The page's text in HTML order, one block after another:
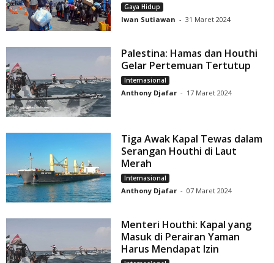
Gaya Hidup
Iwan Sutiawan - 31 Maret 2024
Palestina: Hamas dan Houthi
Gelar Pertemuan Tertutup
Internasional
Anthony Djafar - 17 Maret 2024
Tiga Awak Kapal Tewas dalam
Serangan Houthi di Laut
Merah
Internasional
Anthony Djafar - 07 Maret 2024
Menteri Houthi: Kapal yang
Masuk di Perairan Yaman
Harus Mendapat Izin